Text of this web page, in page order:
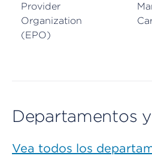
Provider
Organization
(EPO)
Departamentos
Vea todos los